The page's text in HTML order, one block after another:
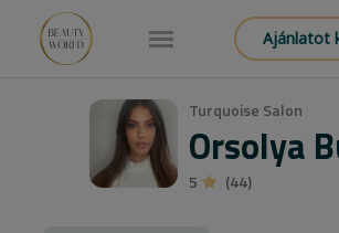
Ajánlatot
Turquoise Salon
Orsolya
5 (44)